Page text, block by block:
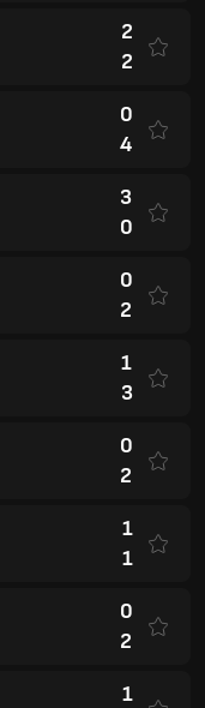
2
2
0
4
3
0
0
2
1
3
0
2
1
1
0
2
1